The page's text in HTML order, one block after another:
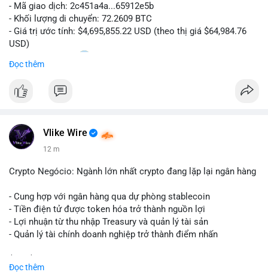
- Mã giao dịch: 2c451a4a...65912e5b
- Khối lượng di chuyển: 72.2609 BTC
- Giá trị ước tính: $4,695,855.22 USD (theo thị giá $64,984.76
USD)
- Thời gian: 15:20
Nhận định phân tích hành vi của Cá voi dựa trên giao dịch này:
Lượng BTC trị giá gần 4,7 triệu USD được dồn vào một giao
giao dịch, áp lực bán ngắn hạn có thể gia tăng, ảnh hưởng đến
tâm lý nhà đầu tư. Ngược lại, nếu dòng tiền đổ về ví lạnh, đây
vùng giá hiện tại thay vì thoát ra.
Lời khuyên ngắn gọn cho nhà đầu tư nhỏ lẻ: Theo dõi sát địa
chỉ nhận của giao dịch này trong 24-48 giờ tới. Đừng vội hành
động theo cảm xúc khi chỉ dựa vào một lệnh chuyển đơn lẻ;
hãy quan sát thêm các lệnh tiếp theo để xác nhận xu hướng
#72dot2609btc
Đọc thêm
Vlike Wire
12 m
Crypto Negócio: Ngành lớn nhất crypto đang lặp lại ngân hàng
- Cung hợp với ngân hàng qua dự phòng stablecoin
- Tiền điện tử được token hóa trở thành nguồn lợi
- Lợi nhuận từ thu nhập Treasury và quản lý tài sản
- Quản lý tài chính doanh nghiệp trở thành điểm nhấn
Đọc thêm